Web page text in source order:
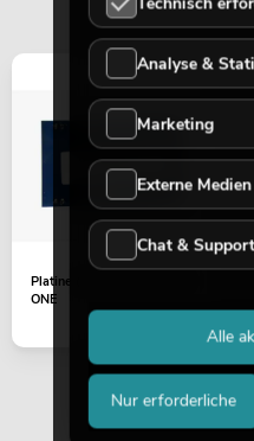
Platine (Endstufe/Sat) PEN
ONE
Analyse &
Marketing
Externe Medien
Chat & Support
Nur erforderliche
Alle